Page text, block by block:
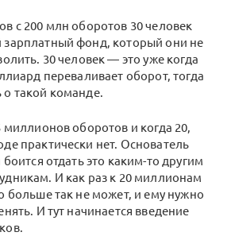
с 200 млн оборотов 30 человек
фонд, который они не
30 человек — это уже когда
переваливает оборот, тогда
такой команде.
миллионов оборотов и когда 20,
практически нет. Основатель
боится отдать это каким-то другим
И как раз к 20 миллионам
больше так не может, и ему нужно
И тут начинается введение